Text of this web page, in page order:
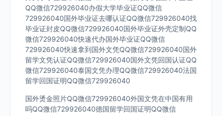
QQ微信729926040办假大学毕业证QQ微信
729926040国外毕业证去哪认证QQ微信729926040找
毕业证封皮QQ微信729926040国外毕业证外壳定制QQ
微信729926040快速代办国外毕业证QQ微信
729926040快速拿到国外文凭QQ微信729926040国外
留学文凭认证QQ微信729926040国外文凭回国认证QQ
微信729926040泰国文凭办理QQ微信729926040法国
留学回国证明QQ微信729926040
国外烫金照片QQ微信729926040外国文凭在中国有用
吗QQ微信729926040德国留学回国证明QQ微信